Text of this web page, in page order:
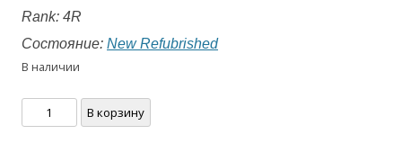
Rank: 4R
Состояние: New Refubrished
В наличии
Количество
товара
В корзину